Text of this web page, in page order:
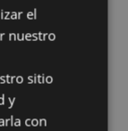
LAS
jueves,
se
y
la
de
BASQUE
SPANISH
el
nuestro
sitio
y
con